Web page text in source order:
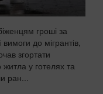
гроші за
до мігрантів,
згортати
у готелях та
ран...